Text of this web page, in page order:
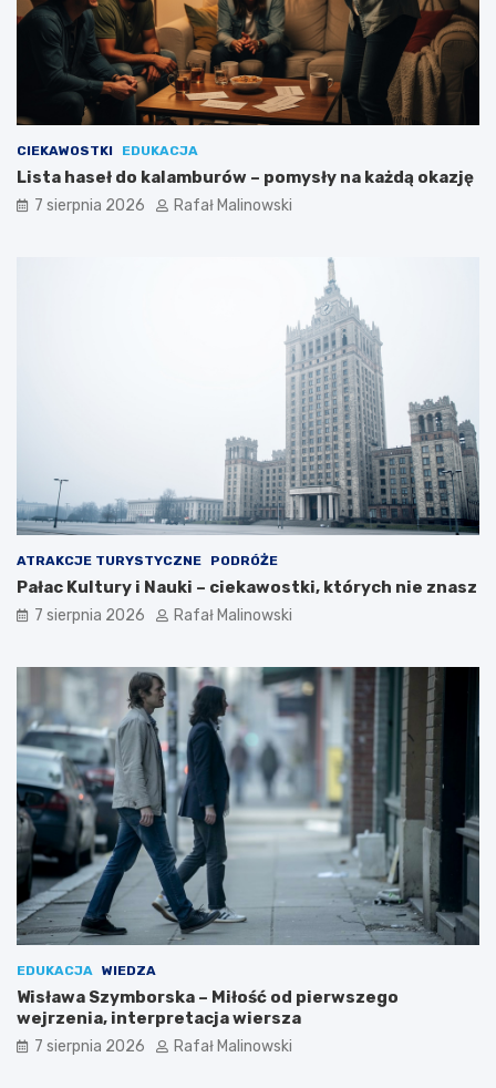
CIEKAWOSTKI EDUKACJA
Lista haseł do kalamburów – pomysły na każdą okazję
7 sierpnia 2026 Rafał Malinowski
ATRAKCJE TURYSTYCZNE PODRÓŻE
Pałac Kultury i Nauki – ciekawostki, których nie znasz
7 sierpnia 2026 Rafał Malinowski
EDUKACJA WIEDZA
Wisława Szymborska – Miłość od pierwszego
wejrzenia, interpretacja wiersza
7 sierpnia 2026 Rafał Malinowski